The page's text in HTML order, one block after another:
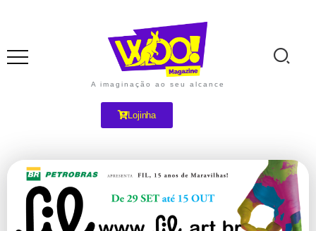
A imaginação ao seu alcance
Lojinha